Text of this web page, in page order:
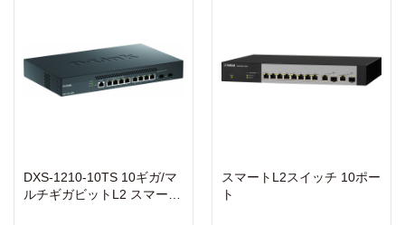
DXS-1210-10TS 10ギガ/マ
ルチギガビットL2 スマート
スマートL2スイッチ 10ポー
ト